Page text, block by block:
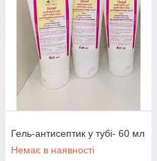
Гель-антисептик у тубі- 60 мл
Немає в наявності